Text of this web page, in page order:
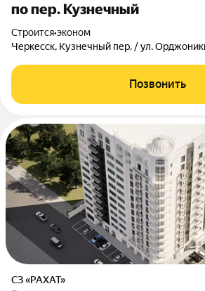
по пер. Кузнечный
Строится•эконом
Черкесск, Кузнечный пер. / ул.
Позвонить
СЗ «РАХАТ»